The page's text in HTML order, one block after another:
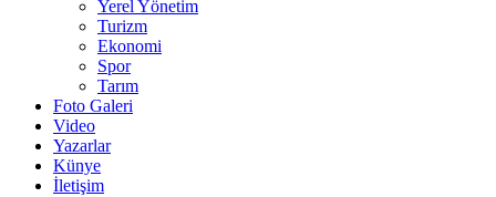
Yerel Yönetim
Turizm
Ekonomi
Spor
Tarım
Foto Galeri
Video
Yazarlar
Künye
İletişim